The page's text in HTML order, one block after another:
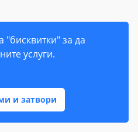
"бисквитки" за да
услуги.
и затвори